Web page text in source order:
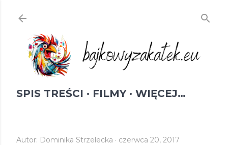
SPIS TREŚCI FILMY WIĘCEJ…
Autor: Dominika Strzelecka czerwca 20, 2017